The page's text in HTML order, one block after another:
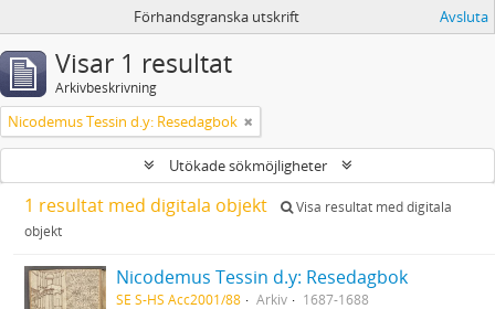
Förhandsgranska utskrift Avsluta
Visar 1 resultat
Arkivbeskrivning
Nicodemus Tessin d.y: Resedagbok
Utökade sökmöjligheter
1 resultat med digitala objekt
Visa resultat med digitala
objekt
Nicodemus Tessin d.y: Resedagbok
SE S-HS Acc2001/88 Arkiv 1687-1688